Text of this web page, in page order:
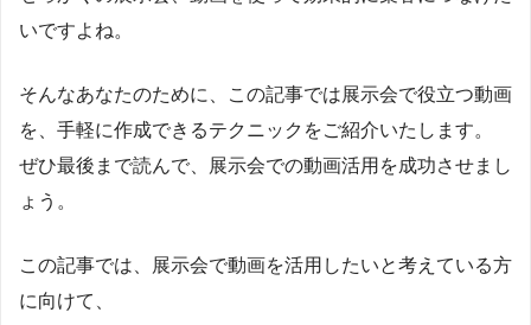
いですよね。
そんなあなたのために、この記事では展示会で役立つ動画
を、手軽に作成できるテクニックをご紹介いたします。
ぜひ最後まで読んで、展示会での動画活用を成功させまし
ょう。
この記事では、展示会で動画を活用したいと考えている方
に向けて、